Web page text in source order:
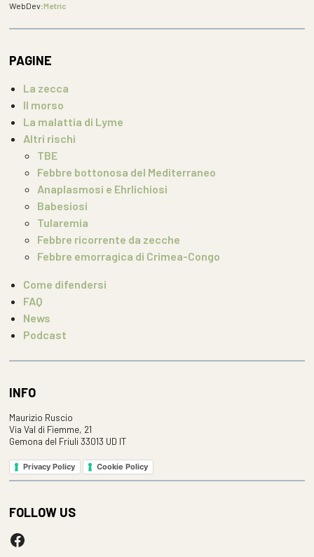
WebDev:Metric
PAGINE
La zecca
Il morso
La malattia di Lyme
Altri rischi
TBE
Febbre bottonosa del Mediterraneo
Anaplasmosi e Ehrlichiosi
Babesiosi
Tularemia
Febbre ricorrente da zecche
Febbre emorragica di Crimea-Congo
Come difendersi
FAQ
News
Podcast
INFO
Maurizio Ruscio
Via Val di Fiemme, 21
Gemona del Friuli 33013 UD IT
Privacy Policy Cookie Policy
FOLLOW US
Facebook